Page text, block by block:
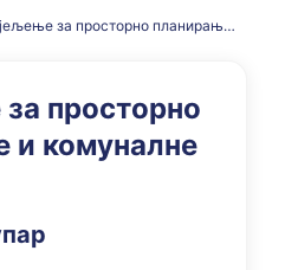
Одјељење за просторно планирање и комуналне послове
просторно
и комуналне